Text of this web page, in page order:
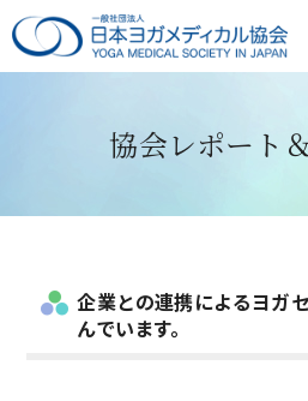
協会レポート
企業との連携によるヨガ
んでいます。